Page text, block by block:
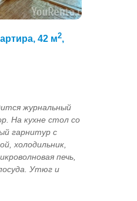
42 м2,
журнальный
На кухне стол со
гарнитур с
холодильник,
печь,
Утюг и